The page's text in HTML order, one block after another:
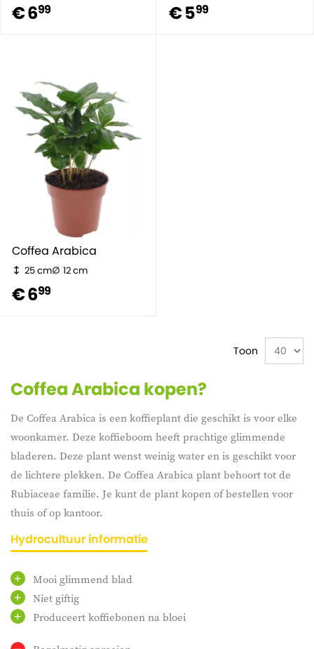
€ 699 € 599
Coffea Arabica
25 cm 12 cm
€ 699
Toon
Coffea Arabica kopen?
De Coffea Arabica is een koffieplant die geschikt is voor elke
woonkamer. Deze koffieboom heeft prachtige glimmende
bladeren. Deze plant wenst weinig water en is geschikt voor
de lichtere plekken. De Coffea Arabica plant behoort tot de
Rubiaceae familie. Je kunt de plant kopen of bestellen voor
thuis of op kantoor.
Hydrocultuur informatie
Mooi glimmend blad
Niet giftig
Produceert koffiebonen na bloei